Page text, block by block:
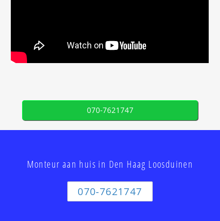
070-7621747
Monteur aan huis in Den Haag Loosduinen
070-7621747